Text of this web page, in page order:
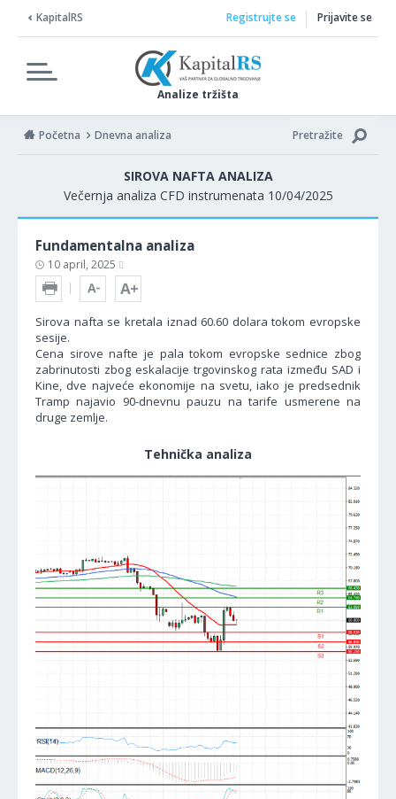
KapitalRS
Analize tržišta
Registrujte se Prijavite se
Početna Dnevna analiza Pretražite
SIROVA NAFTA ANALIZA
Večernja analiza CFD instrumenata 10/04/2025
Fundamentalna analiza
10 april, 2025
Sirova nafta se kretala iznad 60.60 dolara tokom evropske
sesije.
Cena sirove nafte je pala tokom evropske sednice zbog
zabrinutosti zbog eskalacije trgovinskog rata između SAD i
Kine, dve najveće ekonomije na svetu, iako je predsednik
Tramp najavio 90-dnevnu pauzu na tarife usmerene na
druge zemlje.
Tehnička analiza